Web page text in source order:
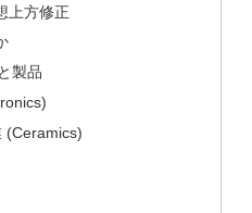
上方修正
製品
(Ceramics)